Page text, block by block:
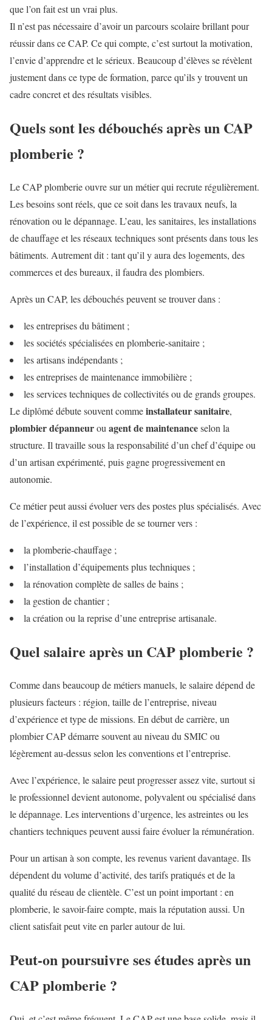
que l’on fait est un vrai plus.
Il n’est pas nécessaire d’avoir un parcours scolaire brillant pour
réussir dans ce CAP. Ce qui compte, c’est surtout la motivation,
l’envie d’apprendre et le sérieux. Beaucoup d’élèves se révèlent
justement dans ce type de formation, parce qu’ils y trouvent un
cadre concret et des résultats visibles.
Quels sont les débouchés après un CAP
plomberie ?
Le CAP plomberie ouvre sur un métier qui recrute régulièrement.
Les besoins sont réels, que ce soit dans les travaux neufs, la
rénovation ou le dépannage. L’eau, les sanitaires, les installations
de chauffage et les réseaux techniques sont présents dans tous les
bâtiments. Autrement dit : tant qu’il y aura des logements, des
commerces et des bureaux, il faudra des plombiers.
Après un CAP, les débouchés peuvent se trouver dans :
les entreprises du bâtiment ;
les sociétés spécialisées en plomberie-sanitaire ;
les artisans indépendants ;
les entreprises de maintenance immobilière ;
les services techniques de collectivités ou de grands groupes.
Le diplômé débute souvent commeinstallateur sanitaire,
plombier dépanneurou agent de maintenanceselon la
structure. Il travaille sous la responsabilité d’un chef d’équipe ou
d’un artisan expérimenté, puis gagne progressivement en
autonomie.
Ce métier peut aussi évoluer vers des postes plus spécialisés. Avec
de l’expérience, il est possible de se tourner vers :
la plomberie-chauffage ;
l’installation d’équipements plus techniques ;
la rénovation complète de salles de bains ;
la gestion de chantier ;
la création ou la reprise d’une entreprise artisanale.
Quel salaire après un CAP plomberie ?
Comme dans beaucoup de métiers manuels, le salaire dépend de
plusieurs facteurs : région, taille de l’entreprise, niveau
d’expérience et type de missions. En début de carrière, un
plombier CAP démarre souvent au niveau du SMIC ou
légèrement au-dessus selon les conventions et l’entreprise.
Avec l’expérience, le salaire peut progresser assez vite, surtout si
le professionnel devient autonome, polyvalent ou spécialisé dans
le dépannage. Les interventions d’urgence, les astreintes ou les
chantiers techniques peuvent aussi faire évoluer la rémunération.
Pour un artisan à son compte, les revenus varient davantage. Ils
dépendent du volume d’activité, des tarifs pratiqués et de la
qualité du réseau de clientèle. C’est un point important : en
plomberie, le savoir-faire compte, mais la réputation aussi. Un
client satisfait peut vite en parler autour de lui.
Peut-on poursuivre ses études après un
CAP plomberie ?